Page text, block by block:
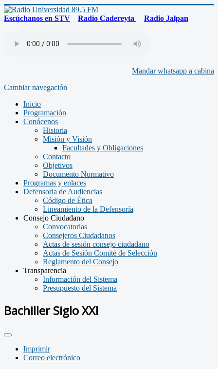
Escúchanos en STV Radio Cadereyta Radio Jalpan
Mandar whatsapp a cabina
Cambiar navegación
Inicio
Programación
Conócenos
Historia
Misión y Visión
Facultades y Obligaciones
Contacto
Objetivos
Documento Normativo
Programas y enlaces
Defensoria de Audiencias
Código de Ética
Lineamiento de la Defensoría
Consejo Ciudadano
Convocatorias
Consejeros Ciudadanos
Actas de sesión consejo ciudadano
Actas de Sesión Comité de Selección
Reglamento del Consejo
Transparencia
Información del Sistema
Presupuesto del Sistema
Bachiller Siglo XXI
Imprimir
Correo electrónico